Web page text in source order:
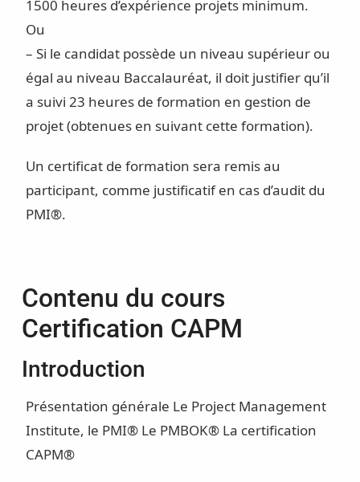
1500 heures d’expérience projets minimum.
Ou
– Si le candidat possède un niveau supérieur ou
égal au niveau Baccalauréat, il doit justifier qu’il
a suivi 23 heures de formation en gestion de
projet (obtenues en suivant cette formation).
Un certificat de formation sera remis au
participant, comme justificatif en cas d’audit du
PMI®.
Contenu du cours
Certification CAPM
Introduction
Présentation générale Le Project Management
Institute, le PMI® Le PMBOK® La certification
CAPM®